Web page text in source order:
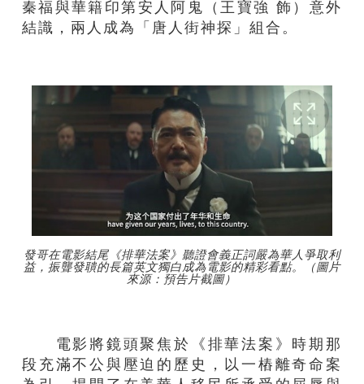
秦福與華籍印第安人阿鬼（王寶強 飾）意外
結識，兩人成為「唐人街神探」組合。
發哥在電影結尾《排華法案》聽證會義正詞嚴為華人爭取利
益，振聾發聵的長篇英文獨白成為電影的精彩看點。（圖片
來源：預告片截圖）
電影將鏡頭聚焦於《排華法案》時期那
段充滿不公與壓迫的歷史，以一樁離奇命案